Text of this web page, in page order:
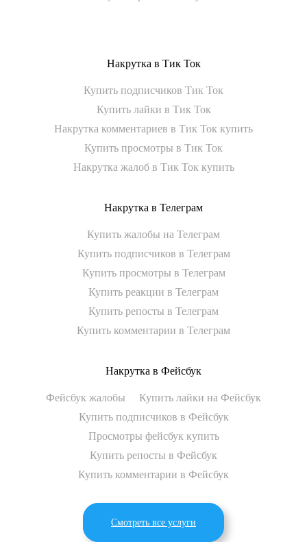
Накрутка в Тик Ток
Купить подписчиков Тик Ток
Купить лайки в Тик Ток
Накрутка комментариев в Тик Ток купить
Купить просмотры в Тик Ток
Накрутка жалоб в Тик Ток купить
Накрутка в Телеграм
Купить жалобы на Телеграм
Купить подписчиков в Телеграм
Купить просмотры в Телеграм
Купить реакции в Телеграм
Купить репосты в Телеграм
Купить комментарии в Телеграм
Накрутка в Фейсбук
Фейсбук жалобы
Купить лайки на Фейсбук
Купить подписчиков в Фейсбук
Просмотры фейсбук купить
Купить репосты в Фейсбук
Купить комментарии в Фейсбук
Смотреть все услуги